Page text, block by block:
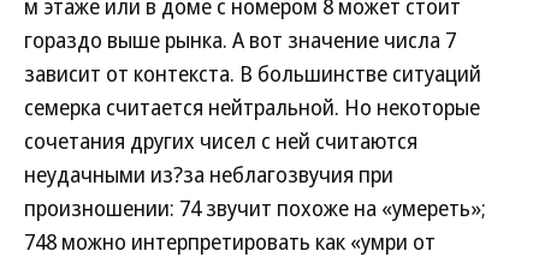
гораздо выше рынка. А вот значение числа 7
зависит от контекста. В большинстве ситуаций
семерка считается нейтральной. Но некоторые
сочетания других чисел с ней считаются
неудачными из?за неблагозвучия при
произношении: 74 звучит похоже на «умереть»;
748 можно интерпретировать как «умри от